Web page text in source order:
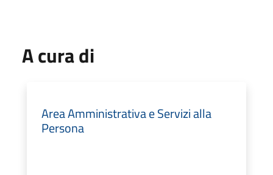
A cura di
Area Amministrativa e Servizi alla
Persona